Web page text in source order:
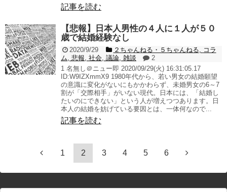
記事を読む
【悲報】日本人男性の４人に１人が５０
歳で結婚経験なし
2020/9/29 ２ちゃんねる・５ちゃんねる
コラ
ム 悲報 社会 議論 雑談
2
1 名無し＠ニュー即 2020/09/29(火) 16:31:05.17
ID:W9IZXmmX9 1980年代から、若い男女の結婚願望
の意識に変化がないにもかかわらず、未婚男女の6～7
割が「交際相手」がいない現代。日本には、「結婚し
たいのにできない」という人が増えつつあります。日
本人の結婚を妨げている要因とは、一体何なので...
記事を読む
1 2 3 4 5 6